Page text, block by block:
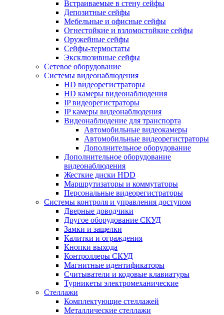
Встраиваемые в стену сейфы
Депозитные сейфы
Мебельные и офисные сейфы
Огнестойкие и взломостойкие сейфы
Оружейные сейфы
Сейфы-термостаты
Эксклюзивные сейфы
Сетевое оборудование
Системы видеонаблюдения
HD видеорегистраторы
HD камеры видеонаблюдения
IP видеорегистраторы
IP камеры видеонаблюдения
Видеонаблюдение для транспорта
Автомобильные видеокамеры
Автомобильные видеорегистраторы
Дополнительное оборудование
Дополнительное оборудование
видеонаблюдения
Жесткие диски HDD
Маршрутизаторы и коммутаторы
Персональные видеорегистраторы
Системы контроля и управления доступом
Дверные доводчики
Другое оборудование СКУД
Замки и защелки
Калитки и ограждения
Кнопки выхода
Контроллеры СКУД
Магнитные идентификаторы
Считыватели и кодовые клавиатуры
Турникеты электромеханические
Стеллажи
Комплектующие стеллажей
Металлические стеллажи